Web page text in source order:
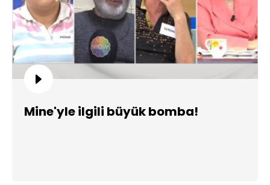
Mine'yle ilgili büyük bomba!